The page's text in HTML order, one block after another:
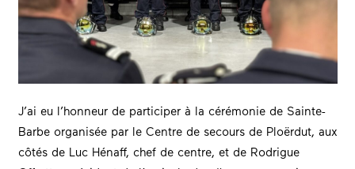
J’ai eu l’honneur de participer à la cérémonie de Sainte-
Barbe organisée par le Centre de secours de Ploërdut, aux
côtés de Luc Hénaff, chef de centre, et de Rodrigue